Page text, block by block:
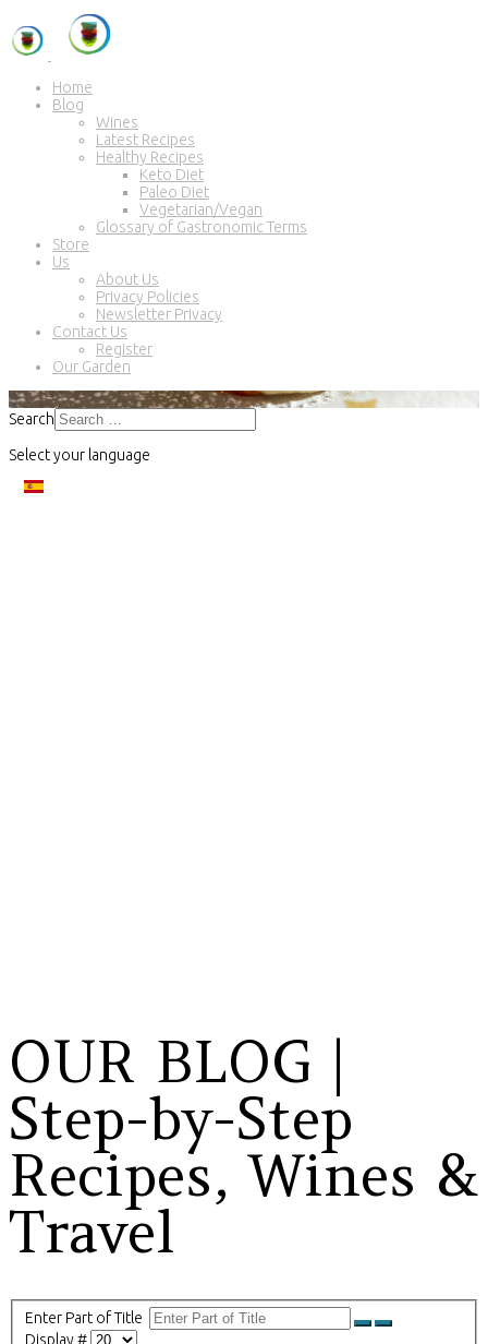
Home
Blog
Wines
Latest Recipes
Healthy Recipes
Keto Diet
Paleo Diet
Vegetarian/Vegan
Glossary of Gastronomic Terms
Store
Us
About Us
Privacy Policies
Newsletter Privacy
Contact Us
Register
Our Garden
Search
Select your language
OUR BLOG |
Step-by-Step
Recipes, Wines &
Travel
Enter Part of Title
Display #